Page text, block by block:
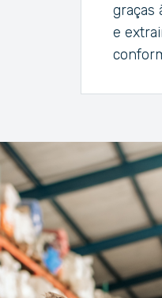
graças
e